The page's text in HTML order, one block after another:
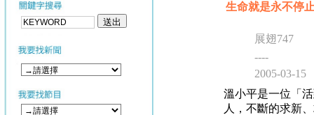
生命就是永不停
展翅747
----
2005-03-15
溫小平是一位「
人，不斷的求新